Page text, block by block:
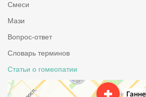
Смеси
Мази
Вопрос-ответ
Словарь терминов
Статьи о гомеопатии